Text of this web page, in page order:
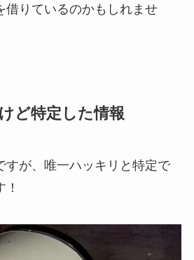
借りているのかもしれませ
ど特定した情報
すが、唯一ハッキリと特定で